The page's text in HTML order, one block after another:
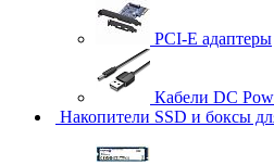
PCI-E адаптеры
Кабели DC
Накопители SSD и боксы